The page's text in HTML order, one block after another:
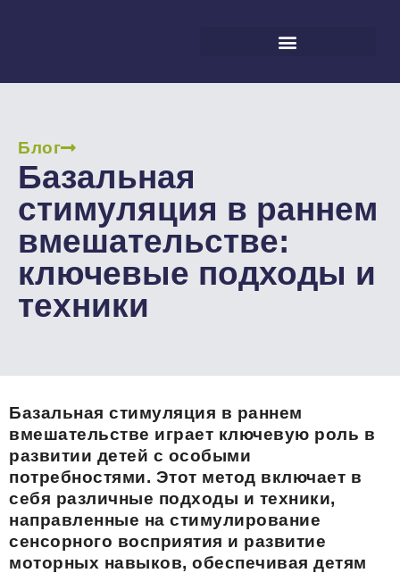
Блог
Базальная
стимуляция в раннем
вмешательстве:
ключевые подходы и
техники
Базальная стимуляция в раннем
вмешательстве играет ключевую роль в
развитии детей с особыми
потребностями. Этот метод включает в
себя различные подходы и техники,
направленные на стимулирование
сенсорного восприятия и развитие
моторных навыков, обеспечивая детям